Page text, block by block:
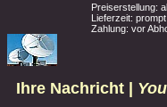
Preiserstellung:
Lieferzeit:
Zahlung: vor
Ihre Nachricht |